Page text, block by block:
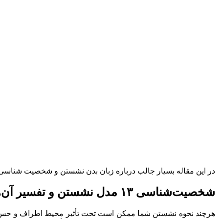
در این مقاله بسیار جالب درباره زبان بدن نشستن و شخصیت شناسی ۱۳ مدل نشستن و تفسیر آن ها برای شما می‌گوییم. با ما همراه باشید تا چیزهای جدید و جالبی درباره زبان بدن نشستن
شخصیت‌شناسی ۱۳ مدل نشستن و تفسیر آن‌ها